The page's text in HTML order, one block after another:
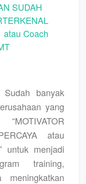
SUDAH
atau Coach
banyak
yang
atau
untuk menjadi
training,